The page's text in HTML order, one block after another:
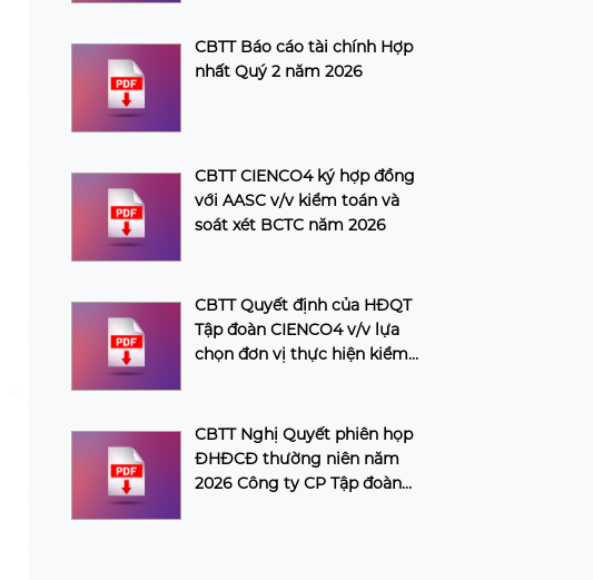
CBTT Báo cáo tài chính Hợp
nhất Quý 2 năm 2026
CBTT CIENCO4 ký hợp đồng
với AASC v/v kiểm toán và
soát xét BCTC năm 2026
CBTT Quyết định của HĐQT
Tập đoàn CIENCO4 v/v lựa
chọn đơn vị thực hiện kiểm
CBTT Nghị Quyết phiên họp
ĐHĐCĐ thường niên năm
2026 Công ty CP Tập đoàn